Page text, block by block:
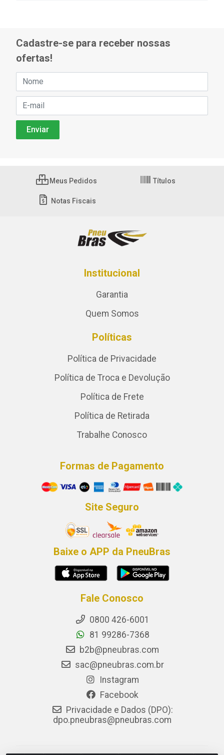
Cadastre-se para receber nossas
ofertas!
Meus Pedidos Títulos
Notas Fiscais
Institucional
Garantia
Quem Somos
Políticas
Política de Privacidade
Política de Troca e Devolução
Política de Frete
Política de Retirada
Trabalhe Conosco
Formas de Pagamento
Site Seguro
Baixe o APP da PneuBras
Fale Conosco
0800 426-6001
81 99286-7368
b2b@pneubras.com
sac@pneubras.com.br
Instagram
Facebook
Privacidade e Dados (DPO):
dpo.pneubras@pneubras.com